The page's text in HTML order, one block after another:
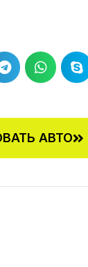
АВТО